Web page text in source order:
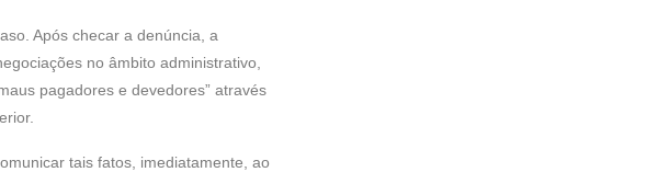
Após checar a denúncia, a
no âmbito administrativo,
pagadores e devedores” através
tais fatos, imediatamente, ao